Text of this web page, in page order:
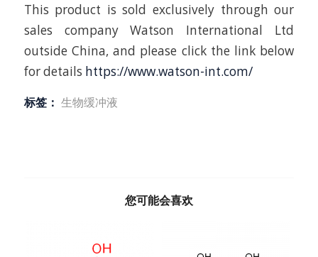
This product is sold exclusively through our
sales company Watson International Ltd
outside China, and please click the link below
for details https://www.watson-int.com/
标签： 生物缓冲液
您可能会喜欢